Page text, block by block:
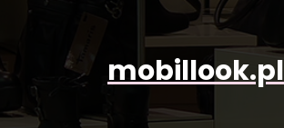
mobillook.pl